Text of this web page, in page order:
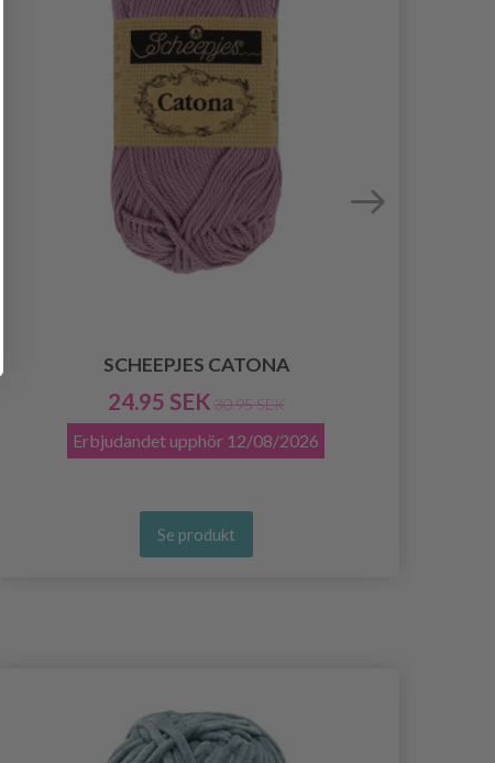
SCHEEPJES CATONA
24.95 SEK 30.95 SEK
Erbjudandet upphör 12/08/2026
Se produkt